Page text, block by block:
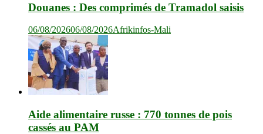
Douanes : Des comprimés de Tramadol saisis
06/08/202606/08/2026Afrikinfos-Mali
Aide alimentaire russe : 770 tonnes de pois
cassés au PAM